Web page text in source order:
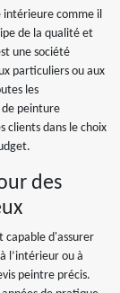
intérieure comme il
de la qualité et
une société
particuliers ou aux
les
de peinture
clients dans le choix
des
capable d'assurer
l’intérieur ou à
peintre précis.